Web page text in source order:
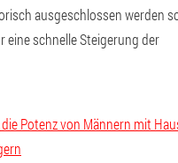
ausgeschlossen werden
eine schnelle Steigerung der
Potenz von Männern mit